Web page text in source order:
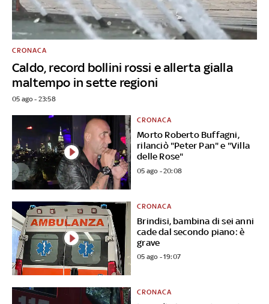
Caldo, record bollini rossi e allerta gialla
maltempo in sette regioni
CRONACA
05 ago - 23:58
Morto Roberto Buffagni,
rilanciò "Peter Pan" e "Villa
delle Rose"
CRONACA
05 ago - 20:08
Brindisi, bambina di sei anni
cade dal secondo piano: è
grave
CRONACA
05 ago - 19:07
CRONACA